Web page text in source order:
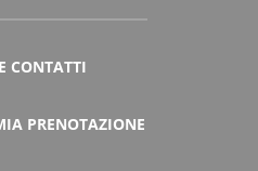
CONTATTI
PRENOTAZIONE